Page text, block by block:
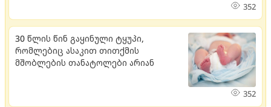
352
30 წლის წინ გაყინული ტყუპი,
რომლებიც ასაკით თითქმის
მშობლების თანატოლები არიან
352